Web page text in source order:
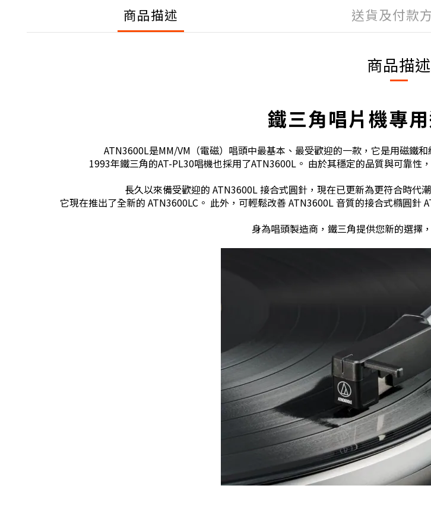
商品描述 送貨及付款
商品描述
鐵三角唱片機專
ATN3600L是MM/VM（電磁）唱頭中最基本、最受歡迎的一款，它是用磁鐵
1993年鐵三角的AT-PL30唱機也採用了ATN3600L。 由於其穩定的品質與可靠性
長久以來備受歡迎的 ATN3600L 接合式圓針，現在已更新為更符合時代
它現在推出了全新的 ATN3600LC。 此外，可輕鬆改善 ATN3600L 音質的接合式橢圓針
身為唱頭製造商，鐵三角提供您新的選擇